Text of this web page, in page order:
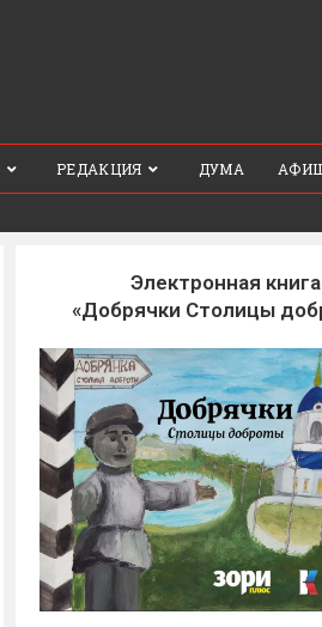
РЕДАКЦИЯ ДУМА
Электронная книга
«Добрячки Столицы